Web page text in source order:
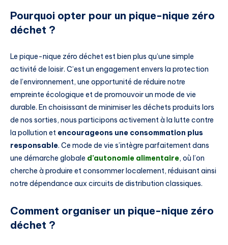
Pourquoi opter pour un pique-nique zéro
déchet ?
Le pique-nique zéro déchet est bien plus qu’une simple
activité de loisir. C’est un engagement envers la protection
de l’environnement, une opportunité de réduire notre
empreinte écologique et de promouvoir un mode de vie
durable. En choisissant de minimiser les déchets produits lors
de nos sorties, nous participons activement à la lutte contre
la pollution et encourageons une consommation plus
responsable. Ce mode de vie s’intègre parfaitement dans
une démarche globale d’autonomie alimentaire, où l’on
cherche à produire et consommer localement, réduisant ainsi
notre dépendance aux circuits de distribution classiques.
Comment organiser un pique-nique zéro
déchet ?